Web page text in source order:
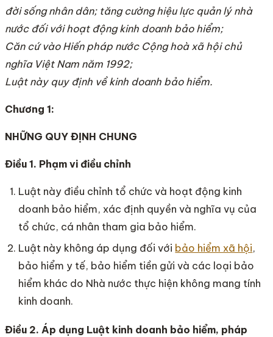
đời sống nhân dân; tăng cường hiệu lực quản lý nhà
nước đối với hoạt động kinh doanh bảo hiểm;
Căn cứ vào Hiến pháp nước Cộng hoà xã hội chủ
nghĩa Việt Nam năm 1992;
Luật này quy định về kinh doanh bảo hiểm.
Chương 1:
NHỮNG QUY ĐỊNH CHUNG
Điều 1. Phạm vi điều chỉnh
Luật này điều chỉnh tổ chức và hoạt động kinh
doanh bảo hiểm, xác định quyền và nghĩa vụ của
tổ chức, cá nhân tham gia bảo hiểm.
Luật này không áp dụng đối với bảo hiểm xã hội,
bảo hiểm y tế, bảo hiểm tiền gửi và các loại bảo
hiểm khác do Nhà nước thực hiện không mang tính
kinh doanh.
Điều 2. Áp dụng Luật kinh doanh bảo hiểm, pháp